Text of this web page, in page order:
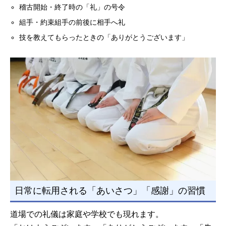
稽古開始・終了時の「礼」の号令
組手・約束組手の前後に相手へ礼
技を教えてもらったときの「ありがとうございます」
日常に転用される「あいさつ」「感謝」の習慣
道場での礼儀は家庭や学校でも現れます。